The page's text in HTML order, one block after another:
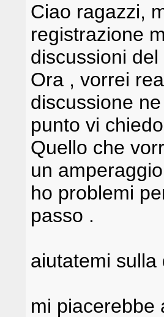
Ciao ragazzi,
registrazione
discussioni
Ora , vorrei
discussione
punto vi
Quello che
un
ho problemi
passo .
aiutatemi sulla
mi piacerebbe